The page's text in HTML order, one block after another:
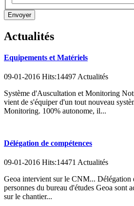
Envoyer
Actualités
Equipements et Matériels
09-01-2016 Hits:14497 Actualités
Système d'Auscultation et Monitoring
vient de s'équiper d'un tout nouveau
Monitoring. 100% autonome, il...
Délégation de compétences
09-01-2016 Hits:14471 Actualités
Geoa intervient sur le CNM... Délégation
personnes du bureau d'études Geoa sont
sur le chantier...